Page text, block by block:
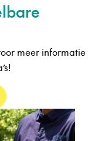
meer informatie